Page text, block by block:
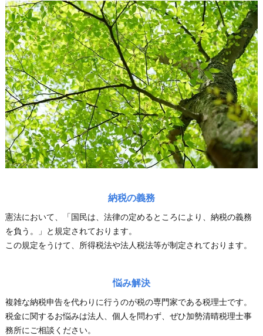
納税の義務
憲法において、「国民は、法律の定めるところにより、納税の義務
を負う。」と規定されております。
この規定をうけて、所得税法や法人税法等が制定されております。
悩み解決
複雑な納税申告を代わりに行うのが税の専門家である税理士です。
税金に関するお悩みは法人、個人を問わず、ぜひ加勢清晴税理士事
務所にご相談ください。